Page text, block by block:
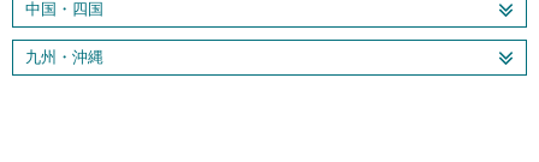
中国・四国
九州・沖縄